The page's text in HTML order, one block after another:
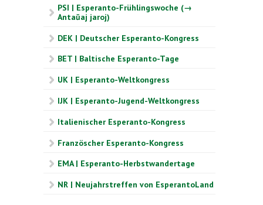
PSI | Esperanto-Frühlingswoche (→
Antaŭaj jaroj)
DEK | Deutscher Esperanto-Kongress
BET | Baltische Esperanto-Tage
UK | Esperanto-Weltkongress
IJK | Esperanto-Jugend-Weltkongress
Italienischer Esperanto-Kongress
Französcher Esperanto-Kongress
EMA | Esperanto-Herbstwandertage
NR | Neujahrstreffen von EsperantoLand